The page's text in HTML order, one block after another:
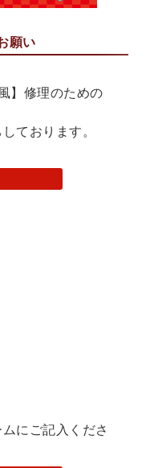
ティア大募集！
しました！
願い
】修理のための
ております。
にご記入くださ